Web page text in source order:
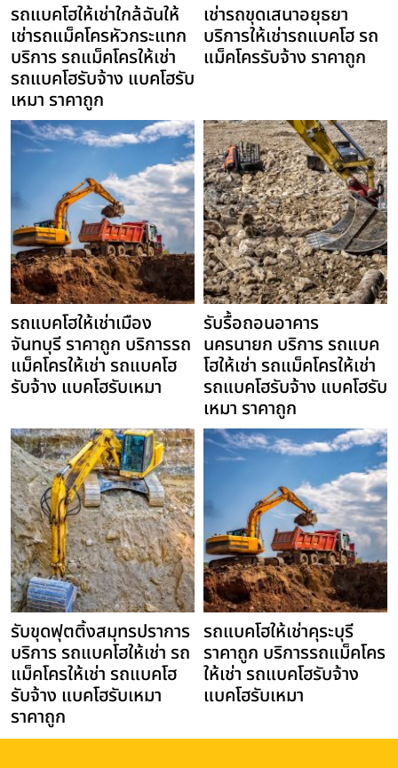
รถแบคโฮให้เช่าใกล้ฉันให้
เช่ารถแม็คโครหัวกระแทก
บริการ รถแม็คโครให้เช่า
รถแบคโฮรับจ้าง แบคโฮรับ
เหมา ราคาถูก
เช่ารถขุดเสนาอยุธยา
บริการให้เช่ารถแบคโฮ รถ
แม็คโครรับจ้าง ราคาถูก
รถแบคโฮให้เช่าเมือง
จันทบุรี ราคาถูก บริการรถ
แม็คโครให้เช่า รถแบคโฮ
รับจ้าง แบคโฮรับเหมา
รับรื้อถอนอาคาร
นครนายก บริการ รถแบค
โฮให้เช่า รถแม็คโครให้เช่า
รถแบคโฮรับจ้าง แบคโฮรับ
เหมา ราคาถูก
รับขุดฟุตติ้งสมุทรปราการ
บริการ รถแบคโฮให้เช่า รถ
แม็คโครให้เช่า รถแบคโฮ
รับจ้าง แบคโฮรับเหมา
ราคาถูก
รถแบคโฮให้เช่าคุระบุรี
ราคาถูก บริการรถแม็คโคร
ให้เช่า รถแบคโฮรับจ้าง
แบคโฮรับเหมา